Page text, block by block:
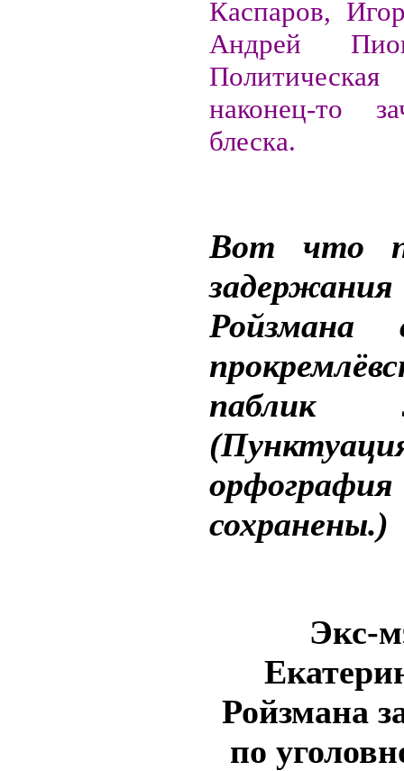
Каспаров,
Андрей
наконец-то
блеска.
Вот что
Ройзмана
паблик
орфография
сохранены.)
Экс-
Ройзмана
по